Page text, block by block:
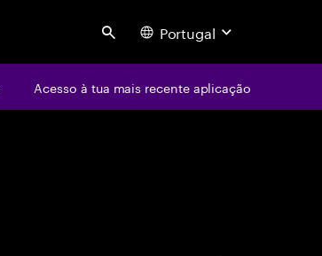
Search Portugal
Acesso à tua mais recente aplicação